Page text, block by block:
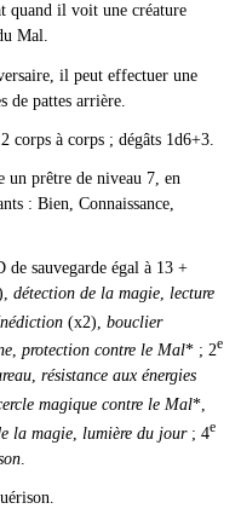
quand il voit une créature
Mal.
il peut effectuer une
de pattes arrière.
corps à corps ; dégâts 1d6+3.
un prêtre de niveau 7, en
: Bien, Connaissance,
sauvegarde égal à 13 +
détection de la magie, lecture
(x2), bouclier
, protection contre le Mal* ; 2e
, résistance aux énergies
magique contre le Mal*,
la magie lumière du jour ; 4e